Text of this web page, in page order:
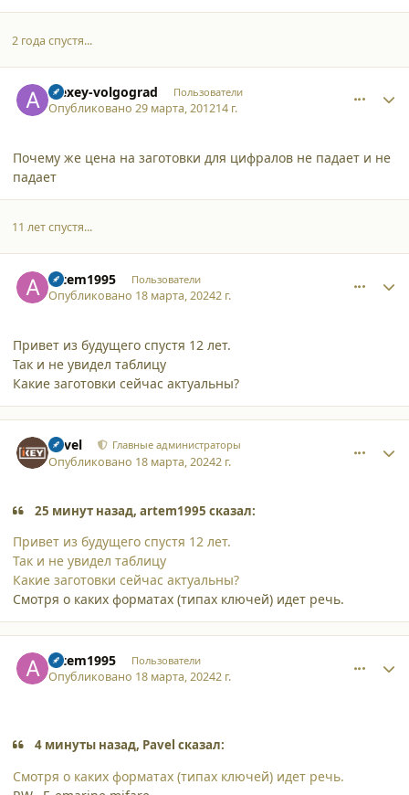
2 года спустя...
alexey-volgograd Пользователи
Опубликовано29 марта, 201214 г.
Почему же цена на заготовки для цифралов не падает и не
падает
11 лет спустя...
artem1995 Пользователи
Опубликовано 18 марта, 20242 г.
Привет из будущего спустя 12 лет.
Так и не увидел таблицу
Какие заготовки сейчас актуальны?
Pavel Главные администраторы
Опубликовано 18 марта, 20242 г.
25 минут назад, artem1995 сказал:
Привет из будущего спустя 12 лет.
Так и не увидел таблицу
Какие заготовки сейчас актуальны?
Смотря о каких форматах (типах ключей) идет речь.
artem1995 Пользователи
Опубликовано 18 марта, 20242 г.
4 минуты назад, Pavel сказал:
Смотря о каких форматах (типах ключей) идет речь.